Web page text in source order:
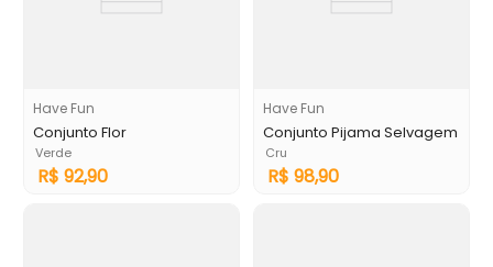
Have Fun
Conjunto Flor
Verde
R$ 92,90
Have Fun
Conjunto Pijama Selvagem
Cru
R$ 98,90